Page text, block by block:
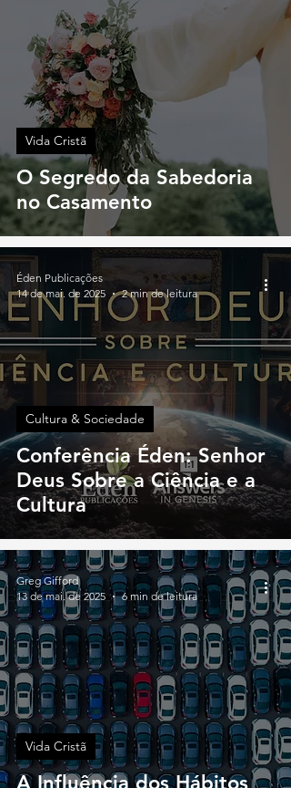
O Segredo da Sabedoria
no Casamento
Vida Cristã
Conferência Éden: Senhor
Deus Sobre a Ciência e a
Cultura
Cultura & Sociedade
Éden Publicações
14 de mai. de 2025
2 min de leitura
A Influência dos Hábitos
Vida Cristã
Greg Gifford
13 de mai. de 2025
6 min de leitura